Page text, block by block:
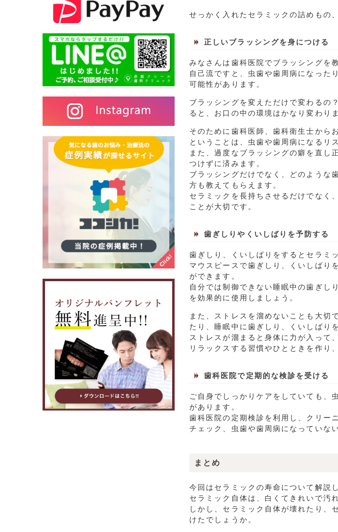
せっかく入れたセラミックの詰めもの
正しいブラッシングを身につける
みなさんは歯科医院でブラッシングを
自己流ですと、虫歯や歯周病になった
可能性があります。
ブラッシングを変えただけで変わるの
ると、お口の中の環境はかなり変わりま
そのために歯科医師、歯科衛生士から
ということは、虫歯や歯周病になるリ
また、過度なブラッシングの癖を直し
つけずに済みます。
ブラッシングだけでなく、どのような
方も教えてもらえます。
セラミックを長持ちさせるだけでなく
ことが大切です。
歯ぎしりやくいしばりを予防する
歯ぎしり、くいしばりをするとセラミ
マウスピースで歯ぎしり、くいしばり
ができます。
自分では制御できない睡眠中の歯ぎし
を効果的に使用しましょう。
また、ストレスを溜めないことも大切
たり、睡眠中に歯ぎしり、くいしばり
ストレスが溜まると身体に力が入って
リラックスする習慣やひとときを作り
歯科医院で定期的な検診を受ける
ご自身でしっかりケアをしていても、
があります。
歯科医院の定期検診を利用し、クリー
チェック、虫歯や歯周病になっていな
まとめ
今回はセラミックの寿命について解説
セラミック自体は、白くてきれいで汚
しかし、セラミック自体が壊れたり、
けたでしょうか。